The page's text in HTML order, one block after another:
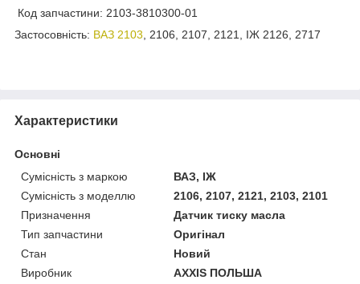
Код запчастини: 2103-3810300-01
Застосовність: ВАЗ 2103 , 2106, 2107, 2121, ІЖ 2126, 2717
Характеристики
Основні
Сумісність з маркою
ВАЗ, ІЖ
Сумісність з моделлю
2106, 2107, 2121, 2103, 2101
Призначення
Датчик тиску масла
Тип запчастини
Оригінал
Стан
Новий
Виробник
AXXIS ПОЛЬША